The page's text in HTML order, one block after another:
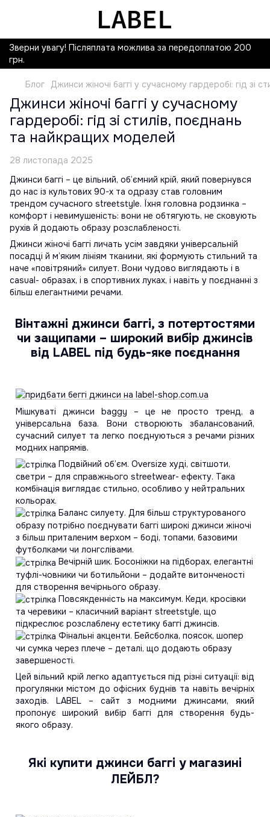
Зверни увагу! Післяплата можлива за передоплатою 200
грн.
Блог Джинси жіночі баггі у сучасному гардеробі: гід зі
Джинси жіночі баггі у сучасному
гардеробі: гід зі стилів, поєднань
та найкращих моделей
28 листопада 2025
Джинси баггі – це вільний, об’ємний крій, який повернувся
до нас із культових 90-х та одразу став головним
трендом сучасного streetstyle. Їхня головна родзинка –
комфорт і невимушеність: вони не обтягують, не сковують
рухів й додають образу розслабленості.
Джинси жіночі баггі личать усім завдяки універсальній
посадці й м’яким лініям тканини, які формують стильний та
наче «повітряний» силует. Вони чудово виглядають і в
casual- образах, і в спортивних луках, і навіть у поєднанні з
більш елегантними речами.
Вінтажні джинси баггі, з потертостями
чи защипами – широкий вибір джинсів
від LABEL під будь-яке поєднання
Мішкуваті джинси baggy – це не просто тренд, а
універсальна база. Вони створюють збалансований,
сучасний силует та легко поєднуються з речами різних
модних напрямів.
Подвійний об’єм. Oversize худі, світшоти,
светри – для справжнього streetwear- ефекту. Така
комбінація виглядає стильно, особливо у нейтральних
кольорах.
Баланс силуету. Для більш структурованого
образу потрібно поєднувати баггі широкі джинси жіночі
з більш приталеним верхом – боді, топами, базовими
футболками чи лонгслівами.
Вечірній шик. Босоніжки на підборах, елегантні
туфлі-човники чи ботильйони – додайте витонченості
для створення вечірнього образу.
Повсякденність на максимум. Кеди, кросівки
та черевики – класичний варіант streetstyle, що
підкреслює розслаблену естетику баггі джинсів.
Фінальні акценти. Бейсболка, поясок, шопер
чи сумка через плече – деталі, що додають образу
завершеності.
Цей вільний крій легко адаптується під різні ситуації: від
прогулянки містом до офісних буднів та навіть вечірніх
заходів. LABEL – сайт з модними джинсами, який
пропонує широкий вибір баггі для створення будь-
якого образу.
Які купити джинси баггі у магазині
ЛЕЙБЛ?